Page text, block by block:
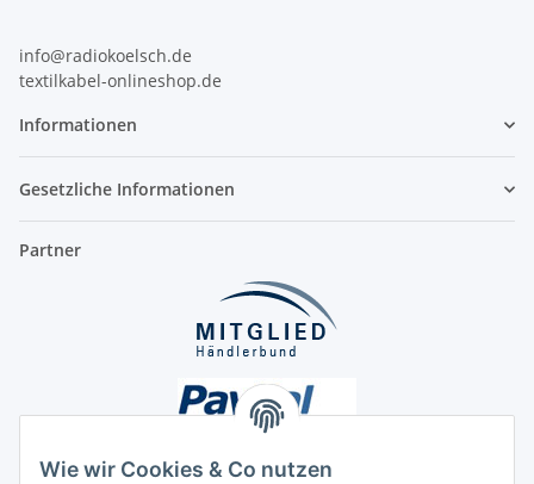
Wie wir Cookies & Co nutzen
info@radiokoelsch.de
textilkabel-onlineshop.de
Informationen
Gesetzliche Informationen
Partner